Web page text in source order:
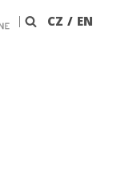
| Vyhledávání
CZ / EN